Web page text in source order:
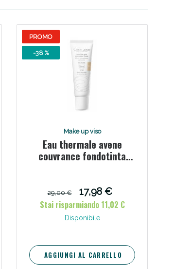
PROMO
-38 %
Make up viso
Eau thermale avene
couvrance fondotinta
29,00 €
17,98 €
Stai risparmiando 11,02 €
Disponibile
AGGIUNGI AL CARRELLO